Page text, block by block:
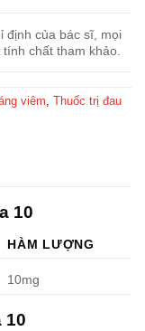
định của bác sĩ, mọi
chất tham khảo.
viêm Thuốc trị đau
10
HÀM LƯỢNG
10mg
10